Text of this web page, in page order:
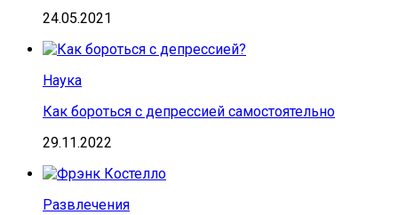
24.05.2021
Наука
Как бороться с депрессией самостоятельно
29.11.2022
Развлечения